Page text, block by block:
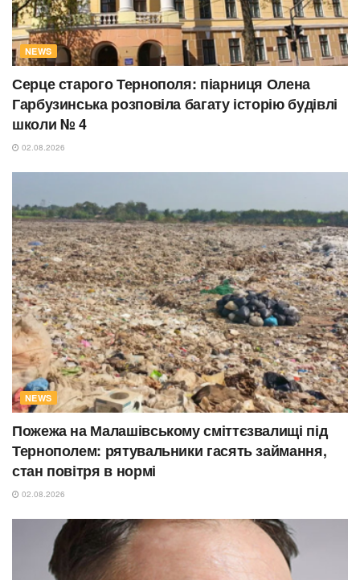
NEWS
Серце старого Тернополя: піарниця Олена
Гарбузинська розповіла багату історію будівлі
школи № 4
02.08.2026
NEWS
Пожежа на Малашівському сміттєзвалищі під
Тернополем: рятувальники гасять займання,
стан повітря в нормі
02.08.2026